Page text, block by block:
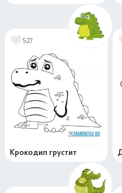
527
Крокодил грустит